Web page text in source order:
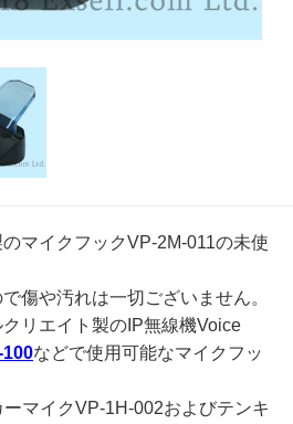
マイクフックVP-2M-011の未使
傷や汚れは一切ございません。
リエイト製のIP無線機Voice
100などで使用可能なマイクフッ
マイクVP-1H-002およびテンキ